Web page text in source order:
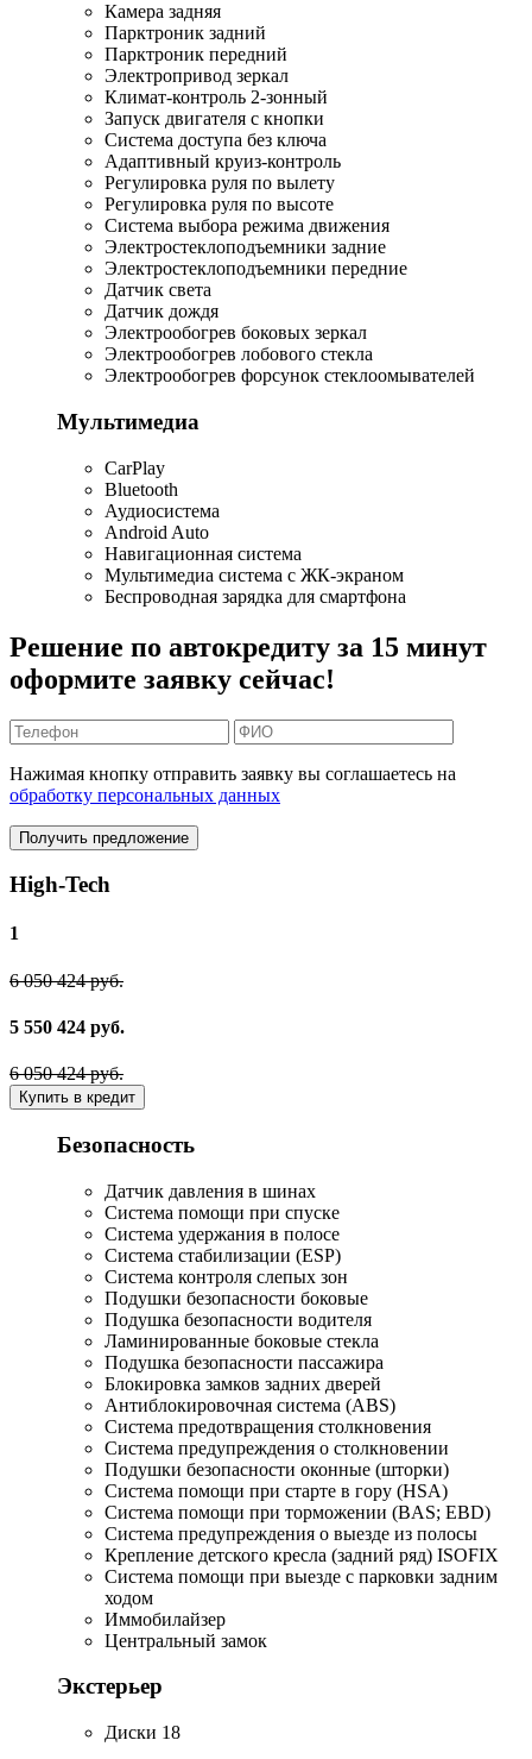
Камера задняя
Парктроник задний
Парктроник передний
Электропривод зеркал
Климат-контроль 2-зонный
Запуск двигателя с кнопки
Система доступа без ключа
Адаптивный круиз-контроль
Регулировка руля по вылету
Регулировка руля по высоте
Система выбора режима движения
Электростеклоподъемники задние
Электростеклоподъемники передние
Датчик света
Датчик дождя
Электрообогрев боковых зеркал
Электрообогрев лобового стекла
Электрообогрев форсунок стеклоомывателей
Мультимедиа
CarPlay
Bluetooth
Аудиосистема
Android Auto
Навигационная система
Мультимедиа система с ЖК-экраном
Беспроводная зарядка для смартфона
Решение по автокредиту за 15 минут
оформите заявку сейчас!
Нажимая кнопку отправить заявку вы соглашаетесь на
обработку персональных данных
Получить предложение
High-Tech
1
6 050 424 руб.
5 550 424 руб.
6 050 424 руб.
Купить в кредит
Безопасность
Датчик давления в шинах
Система помощи при спуске
Система удержания в полосе
Система стабилизации (ESP)
Система контроля слепых зон
Подушки безопасности боковые
Подушка безопасности водителя
Ламинированные боковые стекла
Подушка безопасности пассажира
Блокировка замков задних дверей
Антиблокировочная система (ABS)
Система предотвращения столкновения
Система предупреждения о столкновении
Подушки безопасности оконные (шторки)
Система помощи при старте в гору (HSA)
Система помощи при торможении (BAS; EBD)
Система предупреждения о выезде из полосы
Крепление детского кресла (задний ряд) ISOFIX
Система помощи при выезде с парковки задним
ходом
Иммобилайзер
Центральный замок
Экстерьер
Диски 18